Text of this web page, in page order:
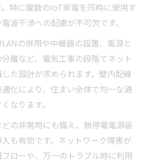
特に複数のIoT家電を同時に使用す
波干渉への配慮が不可欠です。
の併用や中継器の設置、電源と
離など、電気工事の段階でネット
た設計が求められます。壁内配線
化により、住まい全体で均一な通
なります。
の非常時にも備え、無停電電源装
も有効です。ネットワーク障害が
ローや、万一のトラブル時に利用